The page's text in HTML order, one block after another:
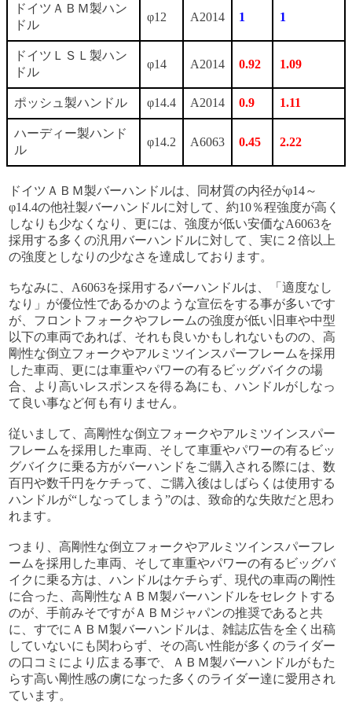
ドイツＡＢＭ製ハン
ドル
φ12 A2014 1 1
ドイツＬＳＬ製ハン
ドル
φ14 A2014 0.92 1.09
ポッシュ製ハンドル φ14.4 A2014 0.9 1.11
ハーディー製ハンド
ル
φ14.2 A6063 0.45 2.22
ドイツＡＢＭ製バーハンドルは、同材質の内径がφ14～
φ14.4の他社製バーハンドルに対して、約10％程強度が高く
しなりも少なくなり、更には、強度が低い安価なA6063を
採用する多くの汎用バーハンドルに対して、実に２倍以上
の強度としなりの少なさを達成しております。
ちなみに、A6063を採用するバーハンドルは、「適度なし
なり」が優位性であるかのような宣伝をする事が多いです
が、フロントフォークやフレームの強度が低い旧車や中型
以下の車両であれば、それも良いかもしれないものの、高
剛性な倒立フォークやアルミツインスパーフレームを採用
した車両、更には車重やパワーの有るビッグバイクの場
合、より高いレスポンスを得る為にも、ハンドルがしなっ
て良い事など何も有りません。
従いまして、高剛性な倒立フォークやアルミツインスパー
フレームを採用した車両、そして車重やパワーの有るビッ
グバイクに乗る方がバーハンドをご購入される際には、数
百円や数千円をケチって、ご購入後はしばらくは使用する
ハンドルが“しなってしまう”のは、致命的な失敗だと思わ
れます。
つまり、高剛性な倒立フォークやアルミツインスパーフレ
ームを採用した車両、そして車重やパワーの有るビッグバ
イクに乗る方は、ハンドルはケチらず、現代の車両の剛性
に合った、高剛性なＡＢＭ製バーハンドルをセレクトする
のが、手前みそですがＡＢＭジャパンの推奨であると共
に、すでにＡＢＭ製バーハンドルは、雑誌広告を全く出稿
していないにも関わらず、その高い性能が多くのライダー
の口コミにより広まる事で、ＡＢＭ製バーハンドルがもた
らす高い剛性感の虜になった多くのライダー達に愛用され
ています。